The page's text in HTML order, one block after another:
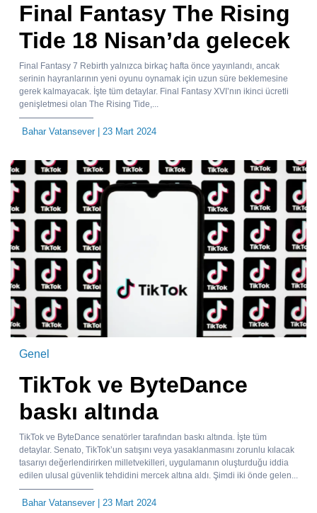
Final Fantasy The Rising
Tide 18 Nisan’da gelecek
Final Fantasy 7 Rebirth yalnızca birkaç hafta önce yayınlandı, ancak
serinin hayranlarının yeni oyunu oynamak için uzun süre beklemesine
gerek kalmayacak. İşte tüm detaylar. Final Fantasy XVI’nın ikinci ücretli
genişletmesi olan The Rising Tide,...
Bahar Vatansever| 23 Mart 2024
Genel
TikTok ve ByteDance
baskı altında
TikTok ve ByteDance senatörler tarafından baskı altında. İşte tüm
detaylar. Senato, TikTok’un satışını veya yasaklanmasını zorunlu kılacak
tasarıyı değerlendirirken milletvekilleri, uygulamanın oluşturduğu iddia
edilen ulusal güvenlik tehdidini mercek altına aldı. Şimdi iki önde gelen...
Bahar Vatansever| 23 Mart 2024